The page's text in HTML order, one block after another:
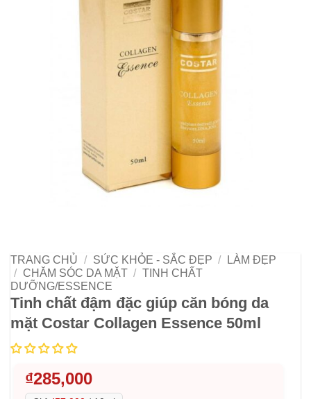
TRANG CHỦ / SỨC KHỎE - SẮC ĐẸP /
LÀM ĐẸP
/
CHĂM SÓC DA MẶT / TINH CHẤT
DƯỠNG/ESSENCE
Tinh chất đậm đặc giúp căn bóng da
mặt Costar Collagen Essence 50ml
₫285,000